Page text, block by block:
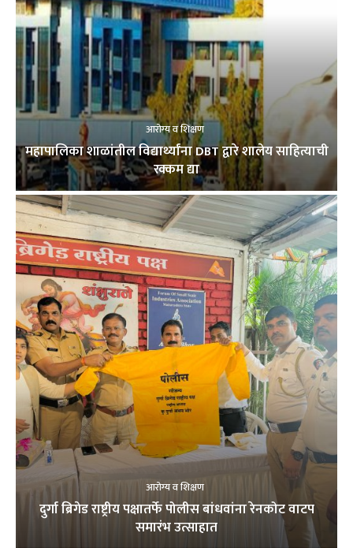
आरोग्य व शिक्षण
महापालिका शाळांतील विद्यार्थ्यांना DBT द्वारे शालेय साहित्याची
रक्कम द्या
आरोग्य व शिक्षण
दुर्गा ब्रिगेड राष्ट्रीय पक्षातर्फे पोलीस बांधवांना रेनकोट वाटप
समारंभ उत्साहात